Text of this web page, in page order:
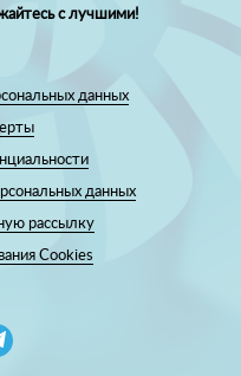
с лучшими!
данных
данных
рассылку
Cookies